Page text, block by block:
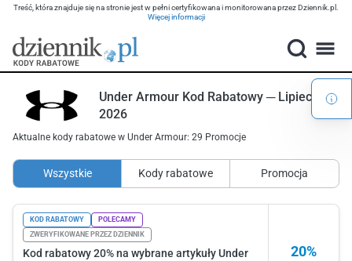
Treść, która znajduje się na stronie jest w pełni certyfikowana i monitorowana przez Dziennik.pl.
Więcej informacji
Under Armour Kod Rabatowy ─ Lipiec
2026
Aktualne kody rabatowe w Under Armour: 29 Promocje
Wszystkie Kody rabatowe Promocja
20%
KOD RABATOWY
POLECAMY
ZWERYFIKOWANE PRZEZ DZIENNIK
Kod rabatowy 20% na wybrane artykuły Under